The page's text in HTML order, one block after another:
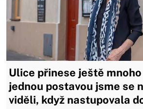
Ulice přinese ještě
jednou postavou jsme se
viděli, když nastupovala